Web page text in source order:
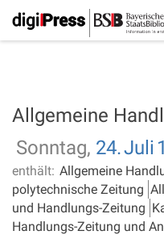
Allgemeine
Sonntag, 24.Juli
enthält: Allgemeine
polytechnische Zeitung
und Handlungs-Zeitung
Handlungs-Zeitung und